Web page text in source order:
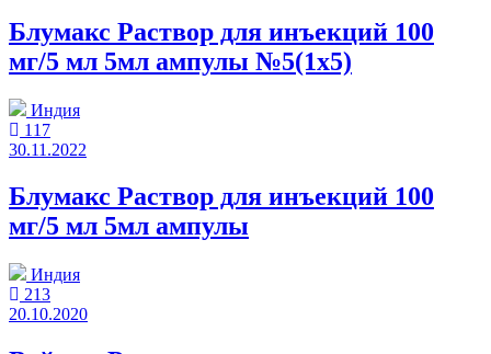
Блумакс Раствор для инъекций 100
мг/5 мл 5мл ампулы №5(1x5)
Индия
117
30.11.2022
Блумакс Раствор для инъекций 100
мг/5 мл 5мл ампулы
Индия
213
20.10.2020